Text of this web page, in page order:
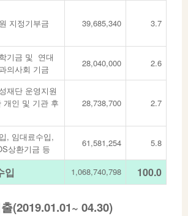
지정기부금 39,685,340 3.7
기금 및 연대
의사회 기금
28,040,000 2.6
재단 운영지원
개인 및 기관 후
28,738,700 2.7
, 임대료수입,
상환기금 등
61,581,254 5.8
입 1,068,740,798 100.0
(2019.01.01~ 04.30)